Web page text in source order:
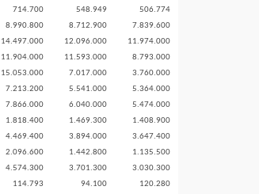
714.700 548.949
506.774
8.990.800 8.712.900
7.839.600
14.497.000 12.096.000
11.974.000
11.904.000 11.593.000
8.793.000
15.053.000 7.017.000
3.760.000
7.213.200 5.541.000
5.364.000
7.866.000 6.040.000
5.474.000
1.818.400 1.469.300
1.408.900
4.469.400 3.894.000
3.647.400
2.096.600 1.442.800
1.135.500
4.574.300 3.701.300
3.030.300
114.793 94.100
120.280